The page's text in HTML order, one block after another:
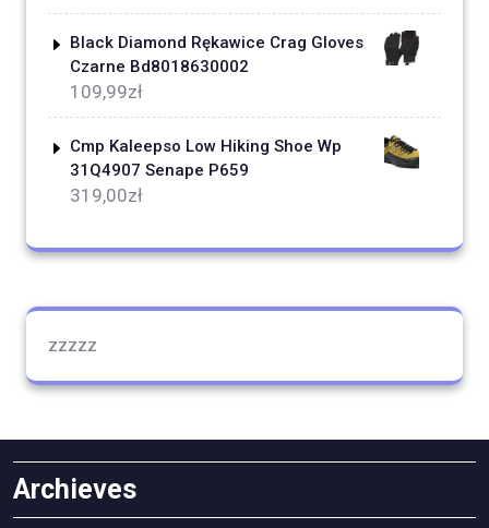
Black Diamond Rękawice Crag Gloves
Czarne Bd8018630002
109,99zł
Cmp Kaleepso Low Hiking Shoe Wp
31Q4907 Senape P659
319,00zł
zzzzz
Archieves